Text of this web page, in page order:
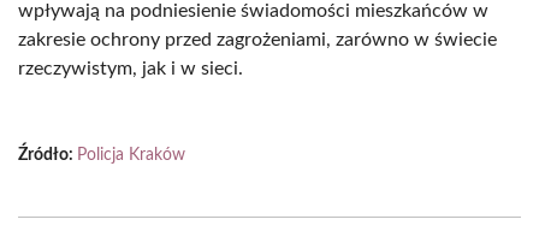
wpływają na podniesienie świadomości mieszkańców w
zakresie ochrony przed zagrożeniami, zarówno w świecie
rzeczywistym, jak i w sieci.
Źródło: Policja Kraków